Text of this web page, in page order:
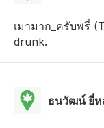
เมามาก_ครับพรี่
drunk.
ธนวัฒน์ ยี่ห